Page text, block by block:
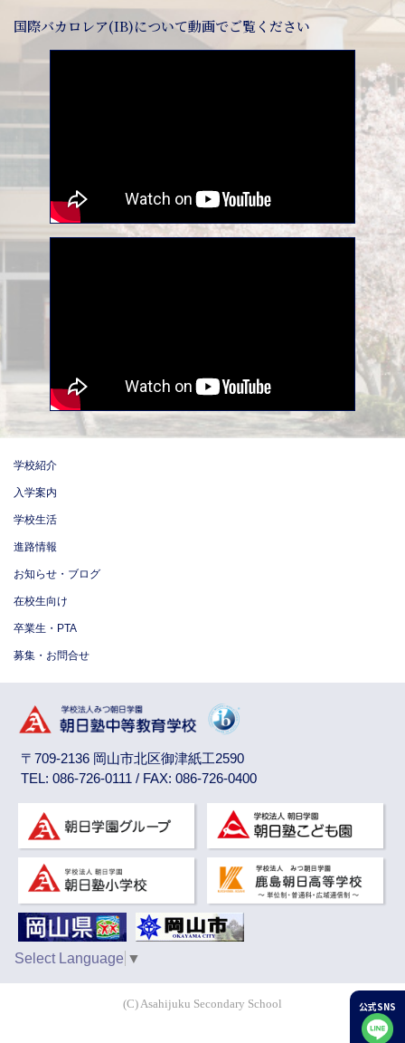
国際バカロレア(IB)について動画でご覧ください
学校紹介
入学案内
学校生活
進路情報
お知らせ・ブログ
在校生向け
卒業生・PTA
募集・お問合せ
〒709-2136 岡山市北区御津紙工2590
TEL: 086-726-0111 / FAX: 086-726-0400
Select Language ▼
(C) Asahijuku Secondary School 公式SNS